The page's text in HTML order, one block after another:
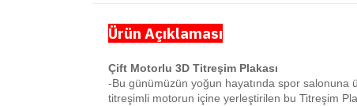
Ürün Açıklaması
Çift Motorlu 3D Titreşim Plakası
-Bu günümüzün yoğun hayatında spor salonuna
titreşimli motorun içine yerleştirilen bu Titreşim